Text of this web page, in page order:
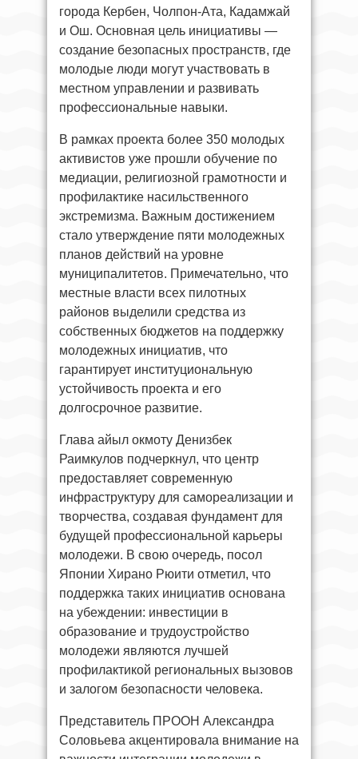
города Кербен, Чолпон-Ата, Кадамжай
и Ош. Основная цель инициативы —
создание безопасных пространств, где
молодые люди могут участвовать в
местном управлении и развивать
профессиональные навыки.
В рамках проекта более 350 молодых
активистов уже прошли обучение по
медиации, религиозной грамотности и
профилактике насильственного
экстремизма. Важным достижением
стало утверждение пяти молодежных
планов действий на уровне
муниципалитетов. Примечательно, что
местные власти всех пилотных
районов выделили средства из
собственных бюджетов на поддержку
молодежных инициатив, что
гарантирует институциональную
устойчивость проекта и его
долгосрочное развитие.
Глава айыл окмоту Денизбек
Раимкулов подчеркнул, что центр
предоставляет современную
инфраструктуру для самореализации и
творчества, создавая фундамент для
будущей профессиональной карьеры
молодежи. В свою очередь, посол
Японии Хирано Рюити отметил, что
поддержка таких инициатив основана
на убеждении: инвестиции в
образование и трудоустройство
молодежи являются лучшей
профилактикой региональных вызовов
и залогом безопасности человека.
Представитель ПРООН Александра
Соловьева акцентировала внимание на